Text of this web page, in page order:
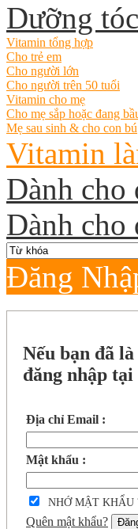
Dưỡng tóc
Vitamin tổng hợp
Cho trẻ em
Cho người lớn
Cho người trên 50 tuổi
Vitamin cho mẹ
Cho mẹ sắp hoặc đang
Mẹ sau sinh & cho con bú
Vitamin
Dành cho
Dành cho
Đăng
Nếu bạn đã
đăng nhập tại
Địa chỉ Email :
Mật khẩu :
NHỚ MẬT KHẨU
Quên mật khẩu?